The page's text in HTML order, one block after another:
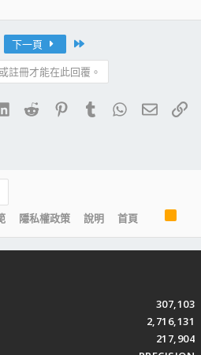
下一頁
註冊才能在此回覆。
LinkedIn
Reddit PinterestTumblrWhatsApp
電子
隱私權政策 說明 首頁
R
S
S
307,103
2,716,131
217,904